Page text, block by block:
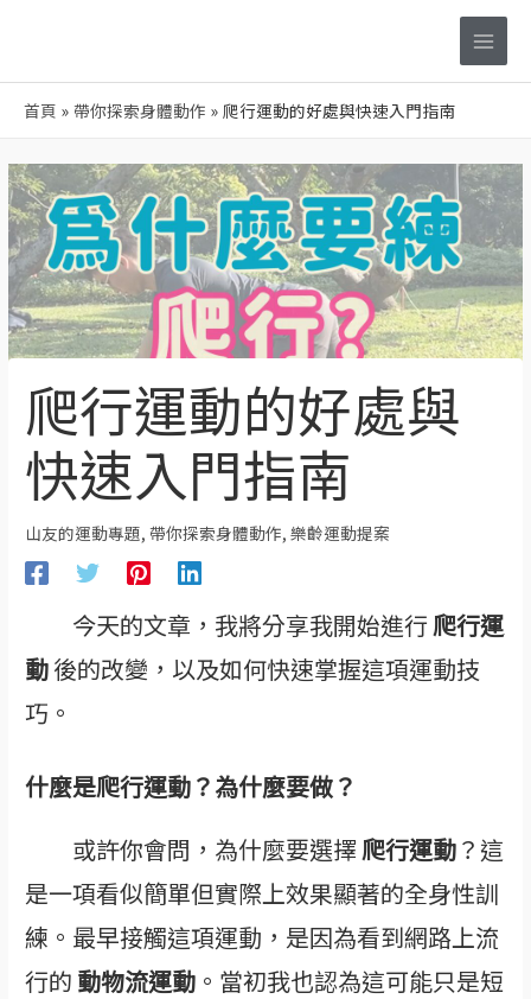
容
Main
首頁 帶你探索身體動作 爬行運動的好處與快速入門指南
爬行運動的好處與
快速入門指南
山友的運動專題,帶你探索身體動作,樂齡運動提案
今天的文章，我將分享我開始進行 爬行運
動後的改變，以及如何快速掌握這項運動技
巧。
什麼是爬行運動？為什麼要做？
或許你會問，為什麼要選擇 爬行運動？這
是一項看似簡單但實際上效果顯著的全身性訓
練。最早接觸這項運動，是因為看到網路上流
行的 動物流運動 。當初我也認為這可能只是短
Post
navigation